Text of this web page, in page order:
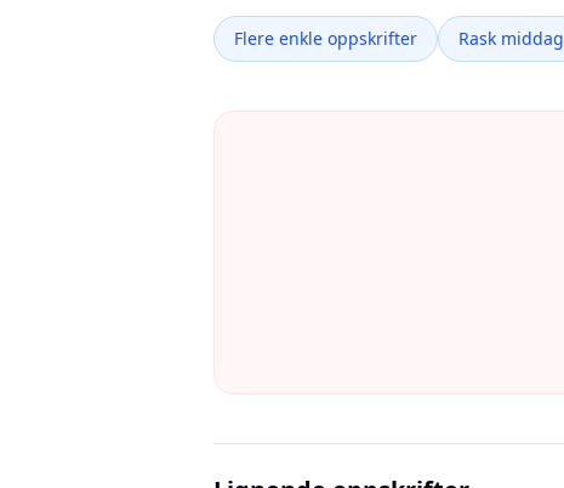
Flere enkle oppskrifter Rask middag